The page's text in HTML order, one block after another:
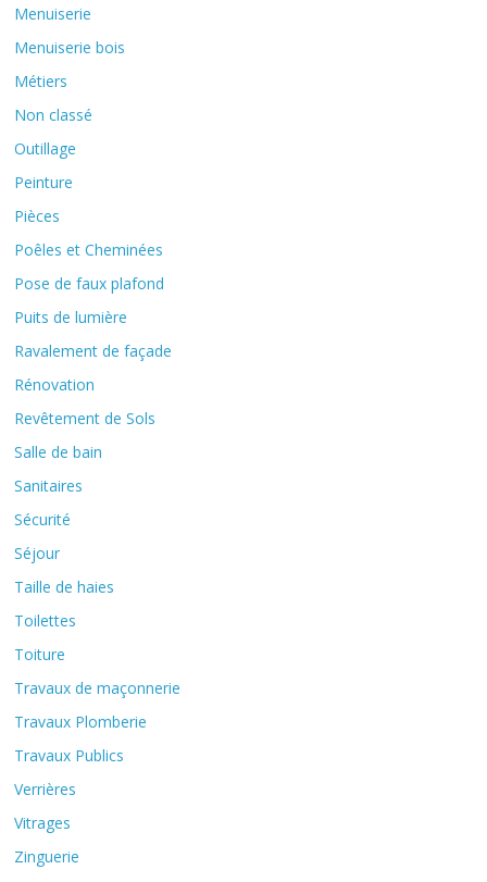
Menuiserie
Menuiserie bois
Métiers
Non classé
Outillage
Peinture
Pièces
Poêles et Cheminées
Pose de faux plafond
Puits de lumière
Ravalement de façade
Rénovation
Revêtement de Sols
Salle de bain
Sanitaires
Sécurité
Séjour
Taille de haies
Toilettes
Toiture
Travaux de maçonnerie
Travaux Plomberie
Travaux Publics
Verrières
Vitrages
Zinguerie